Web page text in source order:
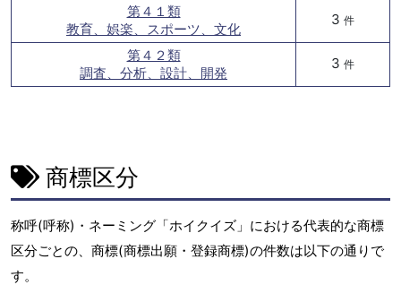
第４１類
教育、娯楽、スポーツ、文化
3 件
第４２類
調査、分析、設計、開発
3 件
商標区分
称呼(呼称)・ネーミング「ホイクイズ」における代表的な商標
区分ごとの、商標(商標出願・登録商標)の件数は以下の通りで
す。